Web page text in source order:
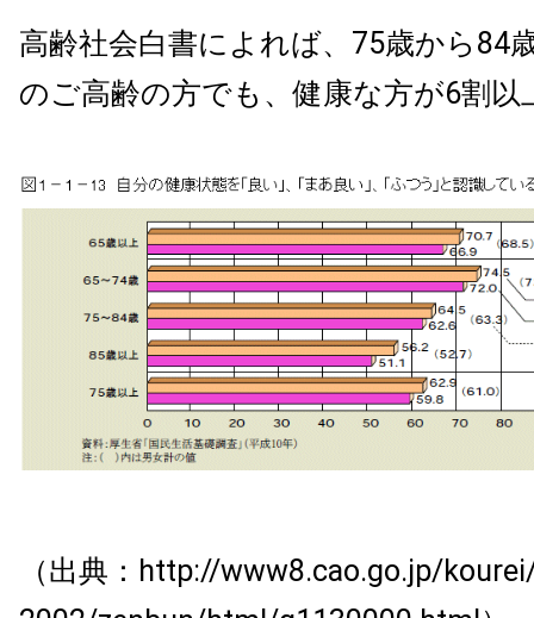
高齢社会白書によれば、75歳から84
のご高齢の方でも、健康な方が6割以
（出典：http://www8.cao.go.jp/